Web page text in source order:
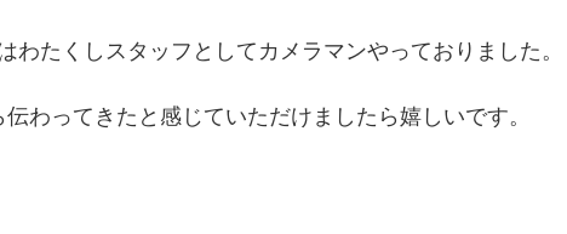
ーテインメント
わたくしスタッフとしてカメラマンやっておりました。
わってきたと感じていただけましたら嬉しいです。